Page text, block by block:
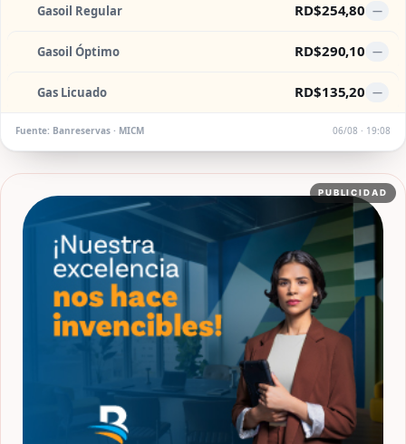
Gasoil Regular RD$254,80 —
Gasoil Óptimo RD$290,10 —
Gas Licuado RD$135,20 —
Fuente: Banreservas · MICM 06/08 · 19:08
PUBLICIDAD